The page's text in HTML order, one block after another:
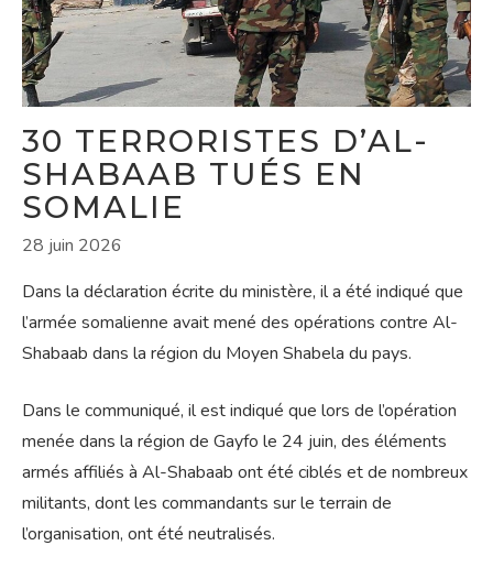
30 TERRORISTES D’AL-
SHABAAB TUÉS EN
SOMALIE
28 juin 2026
Dans la déclaration écrite du ministère, il a été indiqué que
l’armée somalienne avait mené des opérations contre Al-
Shabaab dans la région du Moyen Shabela du pays.
Dans le communiqué, il est indiqué que lors de l’opération
menée dans la région de Gayfo le 24 juin, des éléments
armés affiliés à Al-Shabaab ont été ciblés et de nombreux
militants, dont les commandants sur le terrain de
l’organisation, ont été neutralisés.